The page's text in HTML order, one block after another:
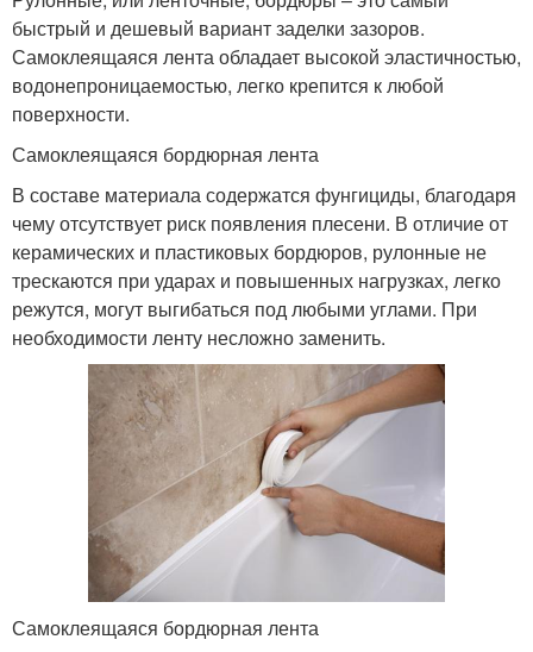
быстрый и дешевый вариант заделки зазоров.
Самоклеящаяся лента обладает высокой эластичностью,
водонепроницаемостью, легко крепится к любой
поверхности.
Самоклеящаяся бордюрная лента
В составе материала содержатся фунгициды, благодаря
чему отсутствует риск появления плесени. В отличие от
керамических и пластиковых бордюров, рулонные не
трескаются при ударах и повышенных нагрузках, легко
режутся, могут выгибаться под любыми углами. При
необходимости ленту несложно заменить.
Самоклеящаяся бордюрная лента